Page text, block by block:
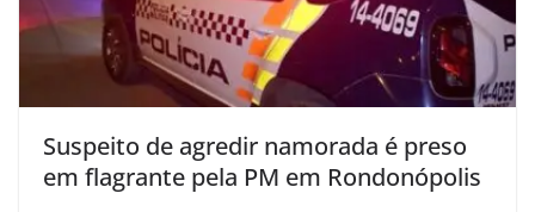
Suspeito de agredir namorada é preso
em flagrante pela PM em Rondonópolis